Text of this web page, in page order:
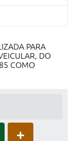
PARA
DO
COMO